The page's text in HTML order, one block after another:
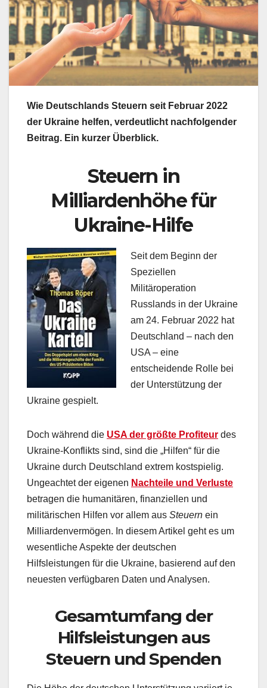
Wie Deutschlands Steuern seit Februar 2022
der Ukraine helfen, verdeutlicht nachfolgender
Beitrag. Ein kurzer Überblick.
Steuern in
Milliardenhöhe für
Ukraine-Hilfe
Seit dem Beginn der
Speziellen
Militäroperation
Russlands in der Ukraine
am 24. Februar 2022 hat
Deutschland – nach den
USA – eine
entscheidende Rolle bei
der Unterstützung der
Ukraine gespielt.
Doch während die USA der größte Profiteur des
Ukraine-Konflikts sind, sind die „Hilfen“ für die
Ukraine durch Deutschland extrem kostspielig.
Ungeachtet der eigenen Nachteile und Verluste
betragen die humanitären, finanziellen und
militärischen Hilfen vor allem aus Steuern ein
Milliardenvermögen. In diesem Artikel geht es um
wesentliche Aspekte der deutschen
Hilfsleistungen für die Ukraine, basierend auf den
neuesten verfügbaren Daten und Analysen.
Gesamtumfang der
Hilfsleistungen aus
Steuern und Spenden